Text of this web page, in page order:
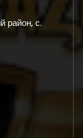
район, с.